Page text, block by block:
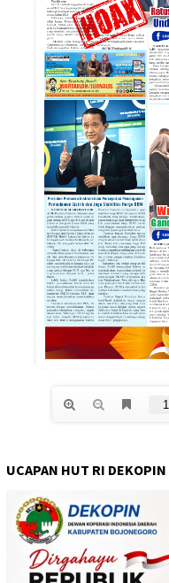
UCAPAN HUT RI